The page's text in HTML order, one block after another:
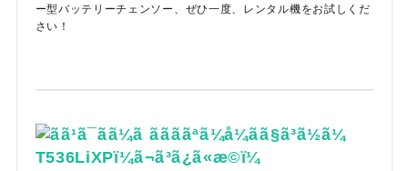
ー型バッテリーチェンソー、ぜひ一度、レンタル機をお試しくだ
さい！